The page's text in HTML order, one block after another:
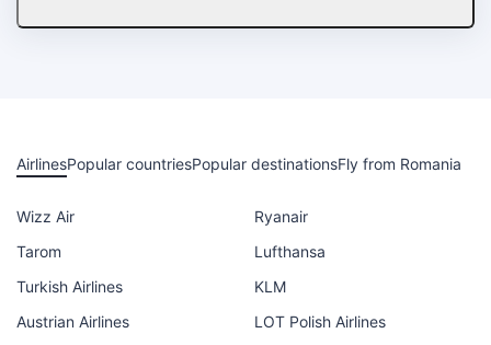
AirlinesPopular countriesPopular destinationsFly from Romania
Wizz Air
Ryanair
Tarom
Lufthansa
Turkish Airlines
KLM
Austrian Airlines
LOT Polish Airlines